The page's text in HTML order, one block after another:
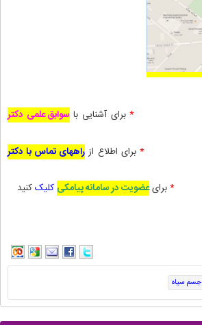
*برای آشنایی با سوابق علمی دکتر
* برای اطلاع از راههای تماس با دکتر
*برایعضویت در سامانه پیامکی کلیککنید
جسم سیاه